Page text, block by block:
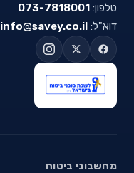
טלפון: 073-7818001
דוא"ל: info@savey.co.il
מחשבוני ביטוח